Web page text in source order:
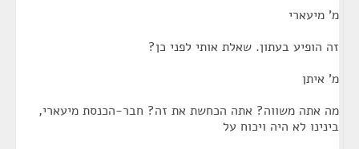
מ' מיעארי
זה הופיע בעתון. שאלת אותי לפני כן?
מ' איתן
מה אתה משווה? אתה הכחשת את זה? חבר-הכנסת מיעארי,
בינינו לא היה ויכוח על